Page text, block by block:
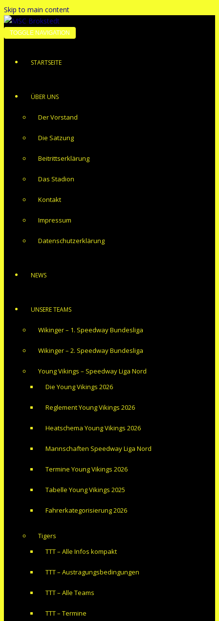
Skip to main content
TOGGLE NAVIGATION
STARTSEITE
ÜBER UNS
Der Vorstand
Die Satzung
Beitrittserklärung
Das Stadion
Kontakt
Impressum
Datenschutzerklärung
NEWS
UNSERE TEAMS
Wikinger – 1. Speedway Bundesliga
Wikinger – 2. Speedway Bundesliga
Young Vikings – Speedway Liga Nord
Die Young Vikings 2026
Reglement Young Vikings 2026
Heatschema Young Vikings 2026
Mannschaften Speedway Liga Nord
Termine Young Vikings 2026
Tabelle Young Vikings 2025
Fahrerkategorisierung 2026
Tigers
TTT – Alle Infos kompakt
TTT – Austragungsbedingungen
TTT – Alle Teams
TTT – Termine